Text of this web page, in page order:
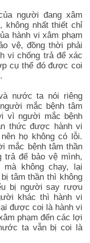
người đang xâm
không nhất thiết chỉ
hành vi xâm phạm
vệ, đồng thời phải
vi chống trả để xác
cụ thể đó được coi
nước ta nói riêng
mắc bệnh tâm
vì người mắc bệnh
thức được hành vi
họ không có lỗi.
mắc bệnh tâm thần
trả để bảo vệ mình,
không chạy, lại
tâm thần thì không
bị người say rượu
khác thì hành vi
được coi là hành vi
phạm đến các lợi
ta vẫn bị coi là